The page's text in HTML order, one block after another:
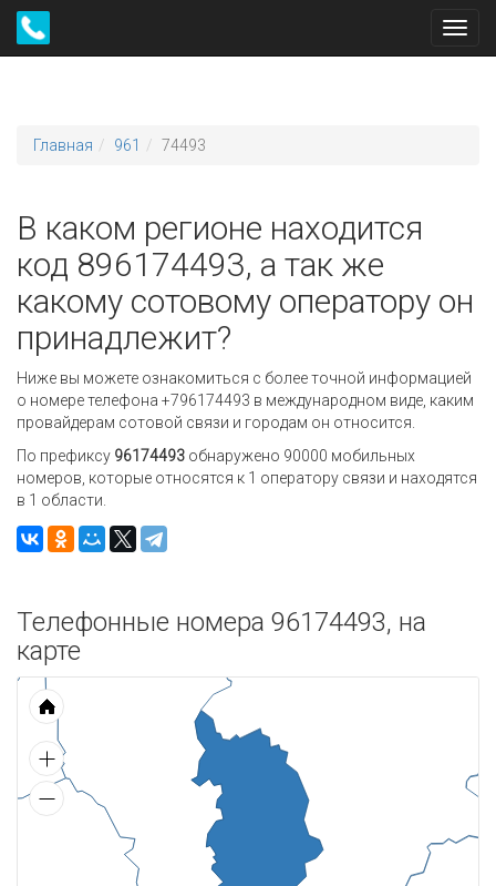
Главная 961 74493
В каком регионе находится
код 896174493, а так же
какому сотовому оператору он
принадлежит?
Ниже вы можете ознакомиться с более точной информацией
о номере телефона +796174493 в международном виде, каким
провайдерам сотовой связи и городам он относится.
По префиксу 96174493 обнаружено 90000 мобильных
номеров, которые относятся к 1 оператору связи и находятся
в 1 области.
Телефонные номера 96174493, на
карте